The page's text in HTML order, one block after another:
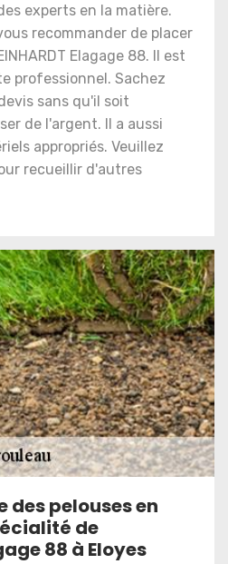
experts en la matière.
recommander de placer
Elagage 88. Il est
professionnel. Sachez
sans qu'il soit
de l'argent. Il a aussi
appropriés. Veuillez
recueillir d'autres
des pelouses en
de
88 à Eloyes